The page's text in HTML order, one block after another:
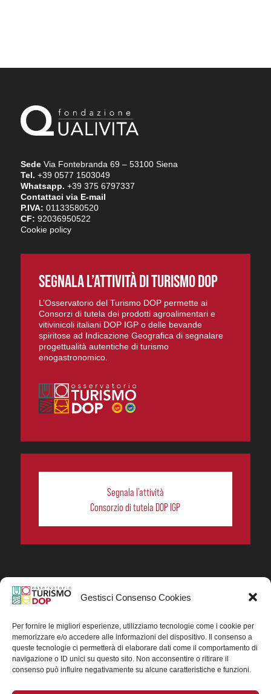
Gestisci Consenso Cookies
Per fornire le migliori esperienze, utilizziamo tecnologie come i cookie per
memorizzare e/o accedere alle informazioni del dispositivo. Il consenso a
queste tecnologie ci permetterà di elaborare dati come il comportamento di
navigazione o ID unici su questo sito. Non acconsentire o ritirare il
consenso può influire negativamente su alcune caratteristiche e funzioni.
SedeVia Fontebranda 69 – 53100 Siena
Tel. +39 0577 1503049
Whatsapp. +39 375 6797337
Contattaci via E-mail
P.IVA: 01133580520
CF: 92036950522
Cookie policy
SEGNALA L’ATTIVITÀ DI TURISMO DOP
L’Osservatorio del Turismo DOP permette ai
Consorzi di tutela dei prodotti agroalimentari e
vitivinicoli italiani DOP IGP o delle bevande
spiritose ad Indicazione Geografica di segnalare
progettualità autentiche di turismo
enogastronomico.
Segnala l’attività
Consorzio di tutela DOP IGP
In collaborazione ORIGIN ITALIA.
del turismo enogastronomico dei prodotti DOP IGP
italiani.
Concessione contributo MASAF DM n. 0311719 del
15/06/2023
Concessione contributo MASAF, DM n. 0016662 del
15/01/2025 (CUP J88H24002560007)